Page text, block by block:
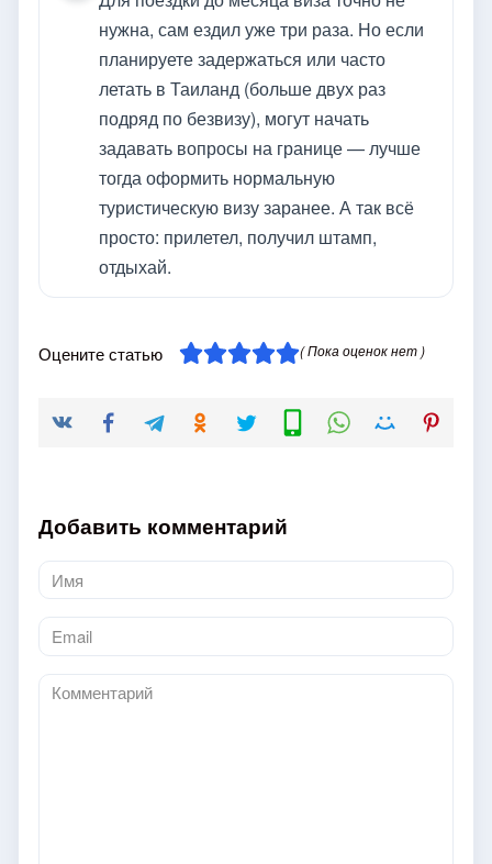
нужна, сам ездил уже три раза. Но если
планируете задержаться или часто
летать в Таиланд (больше двух раз
подряд по безвизу), могут начать
задавать вопросы на границе — лучше
тогда оформить нормальную
туристическую визу заранее. А так всё
просто: прилетел, получил штамп,
отдыхай.
Оцените статью ( Пока оценок нет )
Добавить комментарий
Имя
*
Email
*
Комментарий